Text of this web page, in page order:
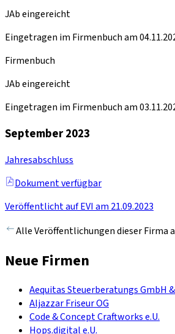
JAb eingereicht
Eingetragen im Firmenbuch am
Firmenbuch
JAb eingereicht
Eingetragen im Firmenbuch am
September 2023
Jahresabschluss
Dokument verfügbar
Veröffentlicht auf EVI am 21.09.2023
Alle Veröffentlichungen dieser Firma
Neue Firmen
Aequitas Steuerberatungs GmbH &
Aljazzar Friseur OG
Code & Concept Craftworks e.U.
Hops.digital e.U.